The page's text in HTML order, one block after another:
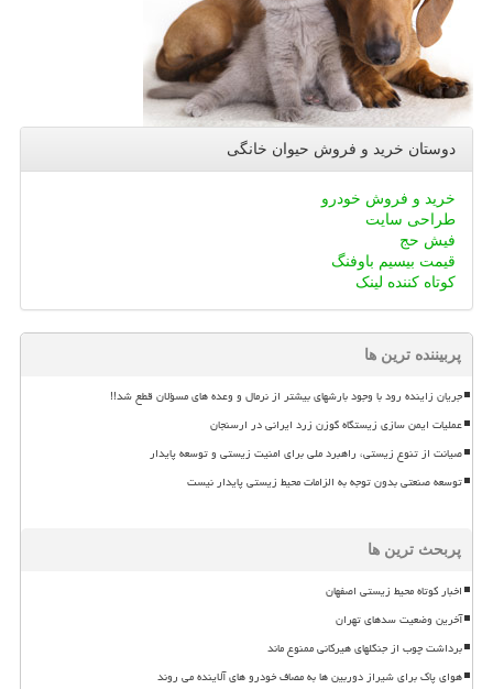
دوستان خرید و فروش حیوان خانگی
خرید و فروش خودرو
طراحی سایت
فیش حج
قیمت بیسیم باوفنگ
کوتاه کننده لینک
پربیننده ترین ها
جریان زاینده رود با وجود بارشهای بیشتر از نرمال و وعده های مسؤلان قطع شد!!
عملیات ایمن سازی زیستگاه گوزن زرد ایرانی در ارسنجان
صیانت از تنوع زیستی، راهبرد ملی برای امنیت زیستی و توسعه پایدار
توسعه صنعتی بدون توجه به الزامات محیط زیستی پایدار نیست
پربحث ترین ها
اخبار کوتاه محیط زیستی اصفهان
آخرین وضعیت سدهای تهران
برداشت چوب از جنگلهای هیرکانی ممنوع ماند
هوای پاک برای شیراز دوربین ها به مصاف خودرو های آلاینده می روند